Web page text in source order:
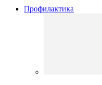
Профилактика